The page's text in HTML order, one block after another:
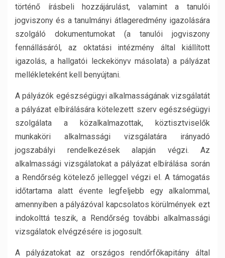
történő írásbeli hozzájárulást, valamint a tanulói
jogviszony és a tanulmányi átlageredmény igazolására
szolgáló dokumentumokat (a tanulói jogviszony
fennállásáról, az oktatási intézmény által kiállított
igazolás, a hallgatói leckekönyv másolata) a pályázat
mellékleteként kell benyújtani.
A pályázók egészségügyi alkalmasságának vizsgálatát
a pályázat elbírálására kötelezett szerv egészségügyi
szolgálata a közalkalmazottak, köztisztviselők
munkaköri alkalmassági vizsgálatára irányadó
jogszabályi rendelkezések alapján végzi. Az
alkalmassági vizsgálatokat a pályázat elbírálása során
a Rendőrség kötelező jelleggel végzi el. A támogatás
időtartama alatt évente legfeljebb egy alkalommal,
amennyiben a pályázóval kapcsolatos körülmények ezt
indokolttá teszik, a Rendőrség további alkalmassági
vizsgálatok elvégzésére is jogosult.
A pályázatokat az országos rendőrfőkapitány által